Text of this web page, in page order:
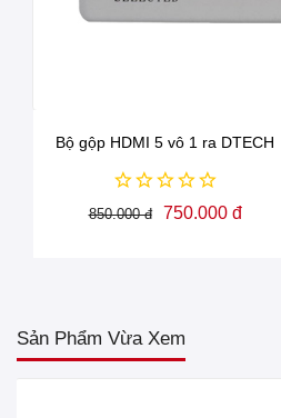
Bộ gộp HDMI 5 vô 1 ra DTECH
850.000 đ 750.000 đ
Sản Phẩm Vừa Xem